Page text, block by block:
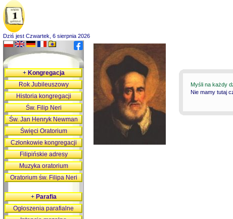
Dziś jest Czwartek, 6 sierpnia 2026
Myśli na każdy
Nie mamy tutaj
+Kongregacja
Rok Jubileuszowy
Historia kongregacji
Św. Filip Neri
Św. Jan Henryk Newman
Święci Oratorium
Członkowie kongregacji
Filipińskie adresy
Muzyka oratorium
Oratorium św. Filipa Neri
+Parafia
Ogłoszenia parafialne